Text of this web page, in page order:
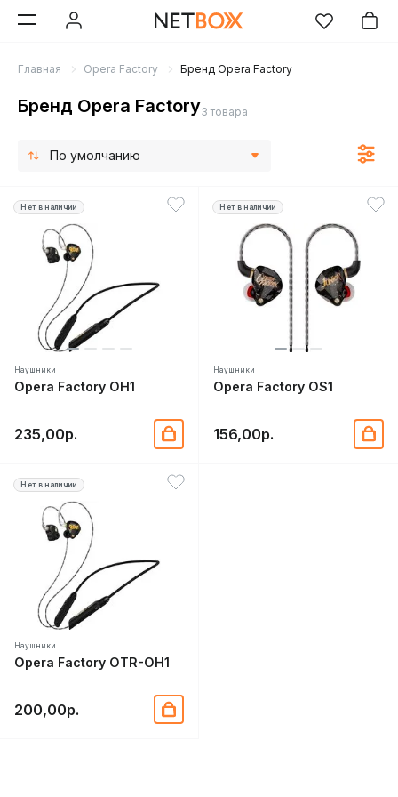
Главная Opera Factory Бренд Opera Factory
Бренд Opera Factory3 товара
По умолчанию
Нет в наличии
Наушники
Opera Factory OH1
235,00р.
Нет в наличии
Наушники
Opera Factory OS1
156,00р.
Нет в наличии
Наушники
Opera Factory OTR-OH1
200,00р.